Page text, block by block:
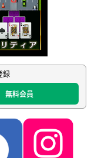
録
無料会員